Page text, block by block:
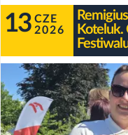
13 CZE
2026
Koteluk.